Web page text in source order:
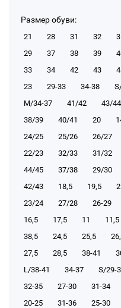
Размер обуви:
21 28 31 32
29
37 38 39
33
34 42 43
23
29-33 34-38
М/34-37
41/42 43/44
38/39
40/41 20
24/25
25/26 26/27
22/23
32/33 31/32
44/45
37/38 29/30
42/43
18,5 19,5
23/24
27/28 26-29
16,5
17,5 11 11,5
38,5
24,5 25,5
27,5
28,5 38-41
L/38-41
34-37 S/29-
32-35
27-30 31-34
20-25
31-36 25-30